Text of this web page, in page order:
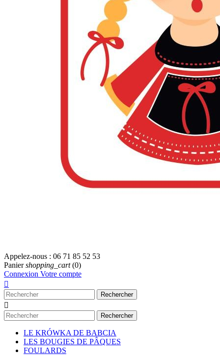
Appelez-nous : 06 71 85 52 53
Panier shopping_cart (0)
Connexion Votre compte

Rechercher

Rechercher
LE KRÓWKA DE BABCIA
LES BOUGIES DE PÂQUES
FOULARDS